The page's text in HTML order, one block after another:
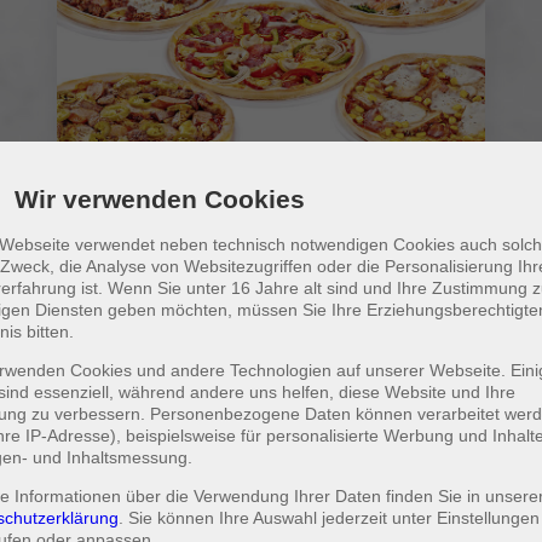
Wir verwenden Cookies
verwendet neben technisch notwendigen Cookies auch
die Analyse von Websitezugriffen oder die Personalisierung
ist. Wenn Sie unter 16 Jahre alt sind und Ihre Zustimmung
Diensten geben möchten, müssen Sie Ihre
bitten.
Cookies und andere Technologien auf unserer Webseite.
essenziell, während andere uns helfen, diese Website und Ihre
zu verbessern. Personenbezogene Daten können verarbeitet
IP-Adresse), beispielsweise für personalisierte Werbung und
und Inhaltsmessung.
Informationen über die Verwendung Ihrer Daten finden Sie in
. Sie können Ihre Auswahl jederzeit unter Einstellungen
Mega Pack 5 Pizzen + 1l Getränk
Wählen Sie 5 Pizzen aus unserem Sortiment und
1 Getränk 1,0l
59,95 € 79,95 €